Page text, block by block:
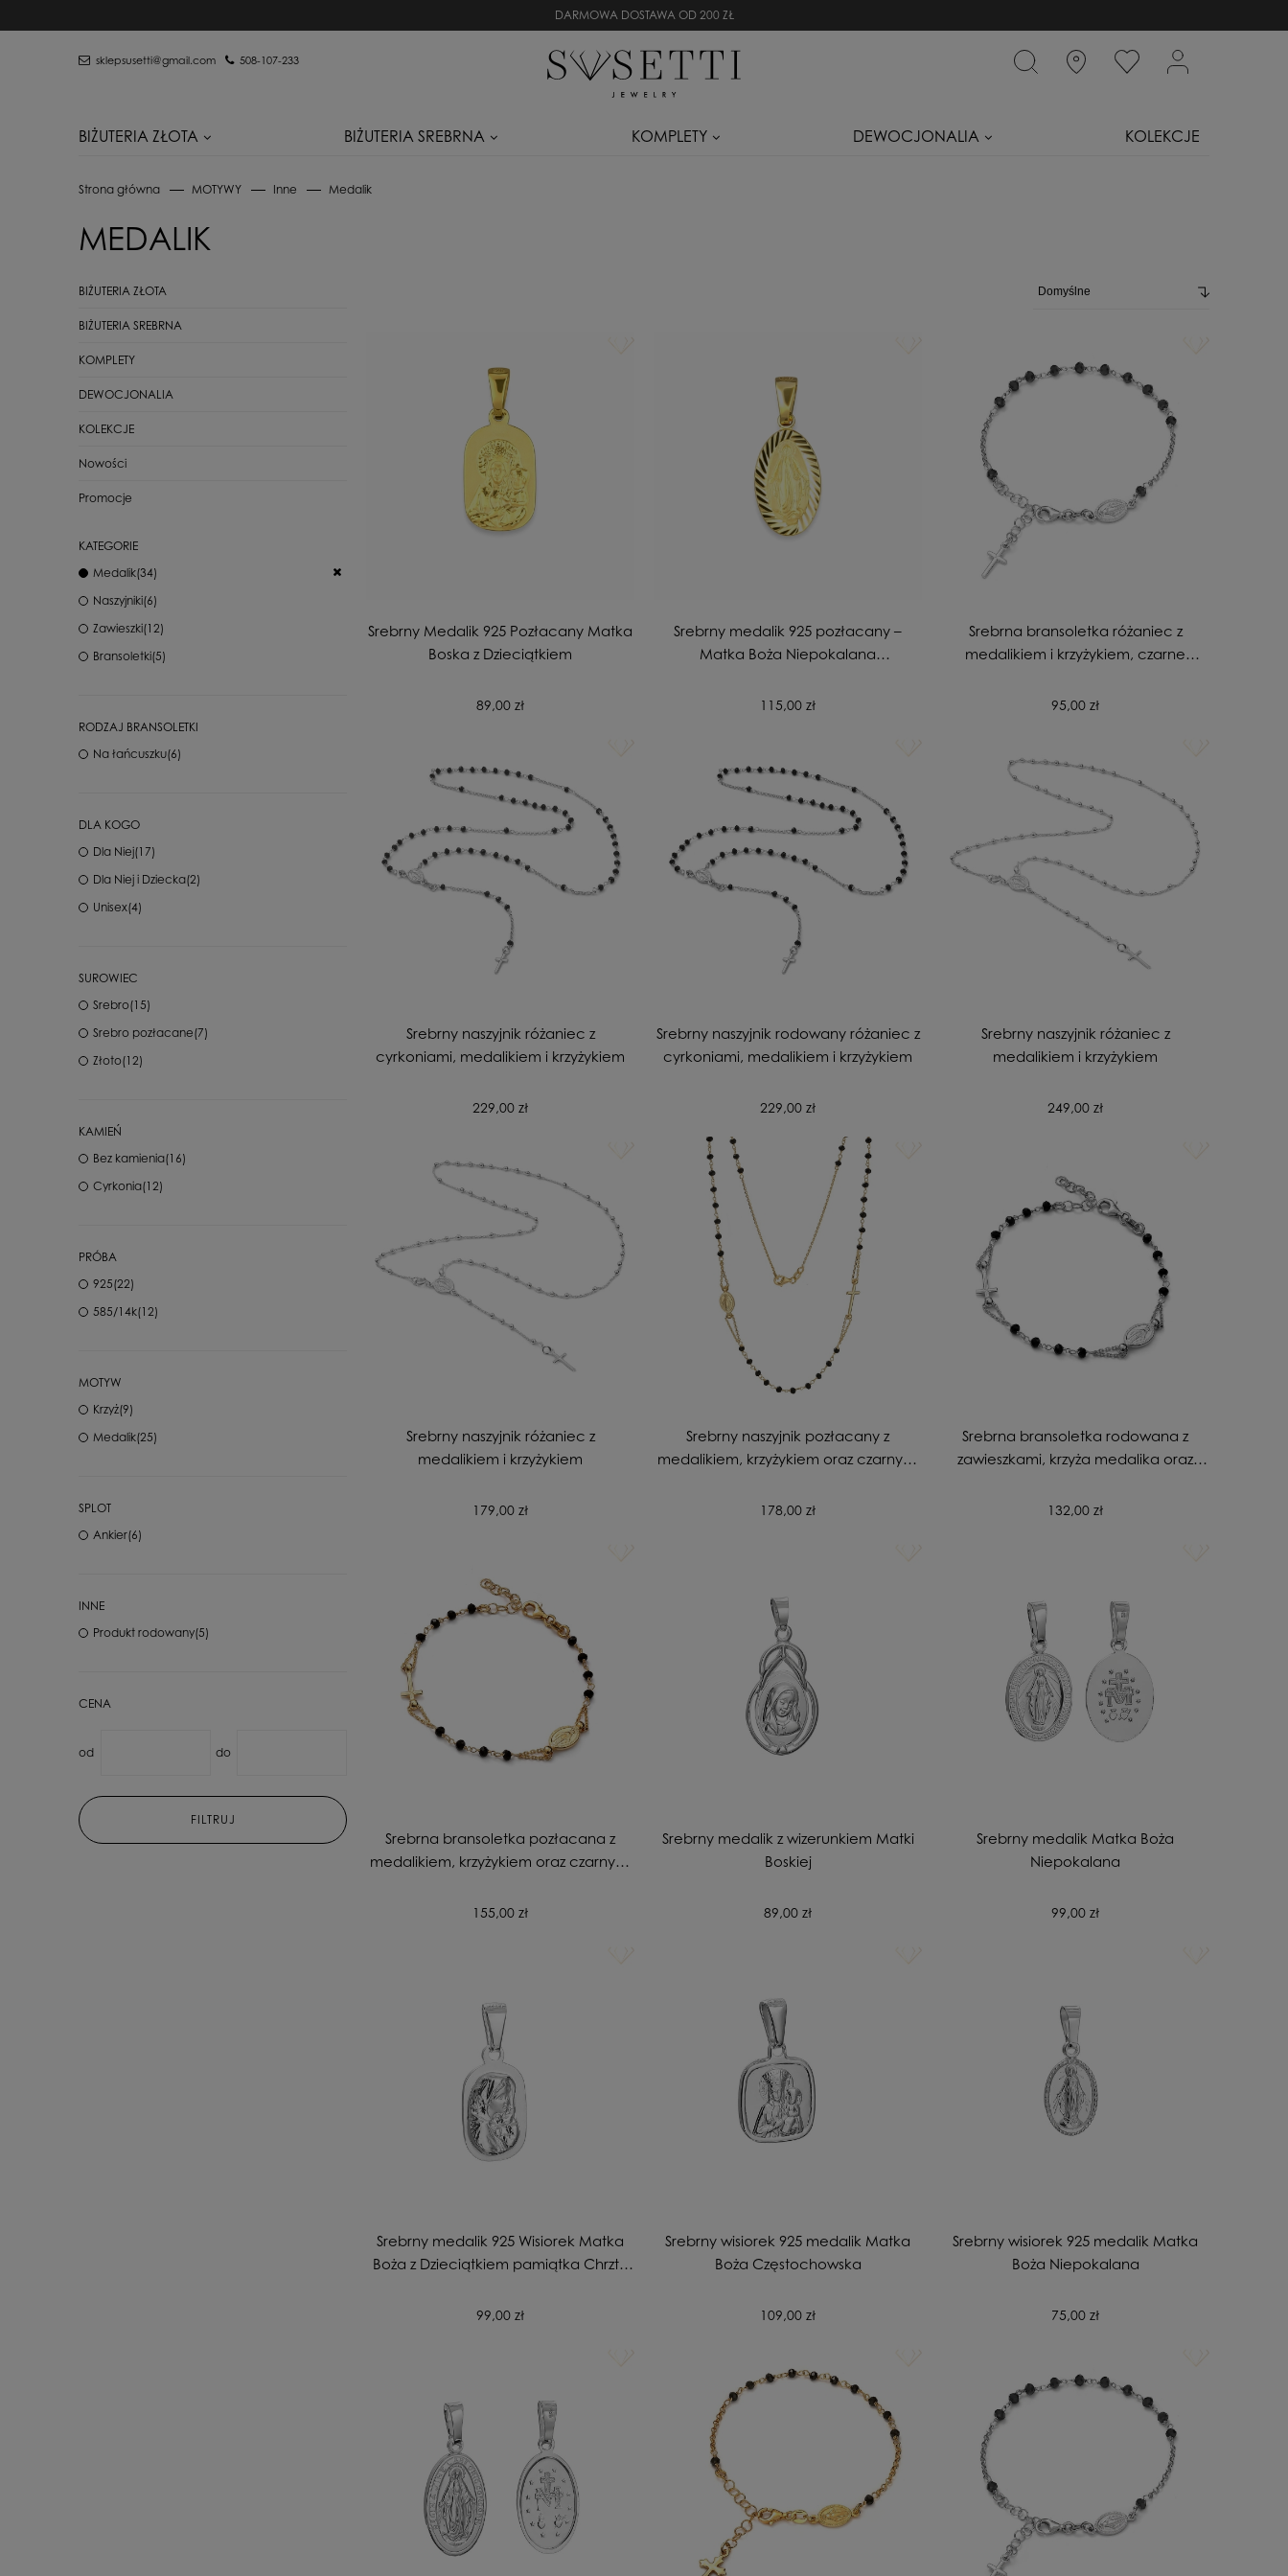
DARMOWA DOSTAWA OD 200 ZŁ
sklepsusetti@gmail.com 508-107-233
BIŻUTERIA ZŁOTA BIŻUTERIA SREBRNA KOMPLETY DEWOCJONALIA KOLEKCJE
Strona główna MOTYWY Inne Medalik
MEDALIK
BIŻUTERIA ZŁOTA
BIŻUTERIA SREBRNA
KOMPLETY
DEWOCJONALIA
KOLEKCJE
Nowości
Promocje
KATEGORIE
Medalik(34)
Naszyjniki(6)
Zawieszki(12)
Bransoletki(5)
RODZAJ BRANSOLETKI
Na łańcuszku(6)
DLA KOGO
Dla Niej(17)
Dla Niej i Dziecka(2)
Unisex(4)
SUROWIEC
Srebro(15)
Srebro pozłacane(7)
Złoto(12)
KAMIEŃ
Bez kamienia(16)
Cyrkonia(12)
PRÓBA
925(22)
585/14k(12)
MOTYW
Krzyż(9)
Medalik(25)
SPLOT
Ankier(6)
INNE
Produkt rodowany(5)
CENA
od do
FILTRUJ
Srebrny Medalik 925 Pozłacany Matka
Boska z Dzieciątkiem
89,00 zł
Srebrny medalik 925 pozłacany –
Matka Boża Niepokalana
115,00 zł
Srebrna bransoletka różaniec z
medalikiem i krzyżykiem, czarne
95,00 zł
Srebrny naszyjnik różaniec z
cyrkoniami, medalikiem i krzyżykiem
229,00 zł
Srebrny naszyjnik rodowany różaniec z
cyrkoniami, medalikiem i krzyżykiem
229,00 zł
Srebrny naszyjnik różaniec z
medalikiem i krzyżykiem
249,00 zł
Srebrny naszyjnik różaniec z
medalikiem i krzyżykiem
179,00 zł
Srebrny naszyjnik pozłacany z
medalikiem, krzyżykiem oraz czarnymi
178,00 zł
Srebrna bransoletka rodowana z
zawieszkami, krzyża medalika oraz
132,00 zł
Srebrna bransoletka pozłacana z
medalikiem, krzyżykiem oraz czarnymi
155,00 zł
Srebrny medalik z wizerunkiem Matki
Boskiej
89,00 zł
Srebrny medalik Matka Boża
Niepokalana
99,00 zł
Srebrny medalik 925 Wisiorek Matka
Boża z Dzieciątkiem pamiątka Chrztu
99,00 zł
Srebrny wisiorek 925 medalik Matka
Boża Częstochowska
109,00 zł
Srebrny wisiorek 925 medalik Matka
Boża Niepokalana
75,00 zł